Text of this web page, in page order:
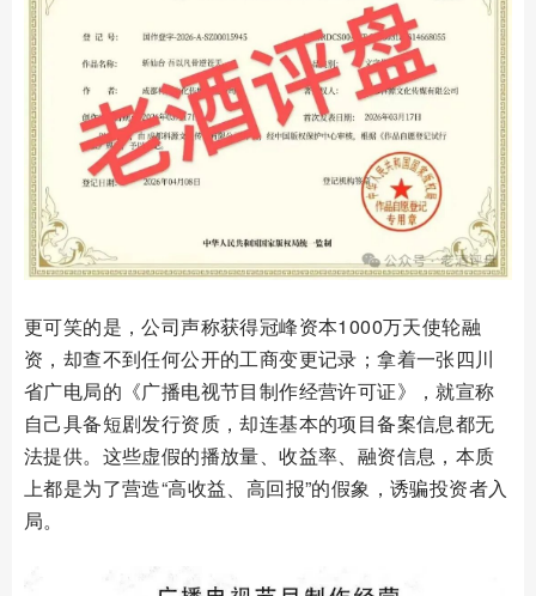
更可笑的是，公司声称获得冠峰资本1000万天使轮融
资，却查不到任何公开的工商变更记录；拿着一张四川
省广电局的《广播电视节目制作经营许可证》，就宣称
自己具备短剧发行资质，却连基本的项目备案信息都无
法提供。这些虚假的播放量、收益率、融资信息，本质
上都是为了营造“高收益、高回报”的假象，诱骗投资者入
局。